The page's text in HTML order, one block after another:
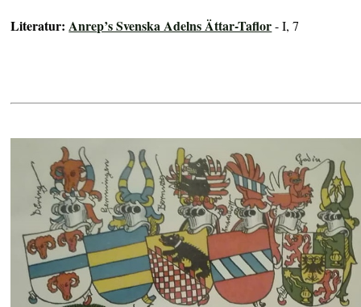
Literatur:Anrep’s Svenska Adelns Ättar-Taflor- I, 7